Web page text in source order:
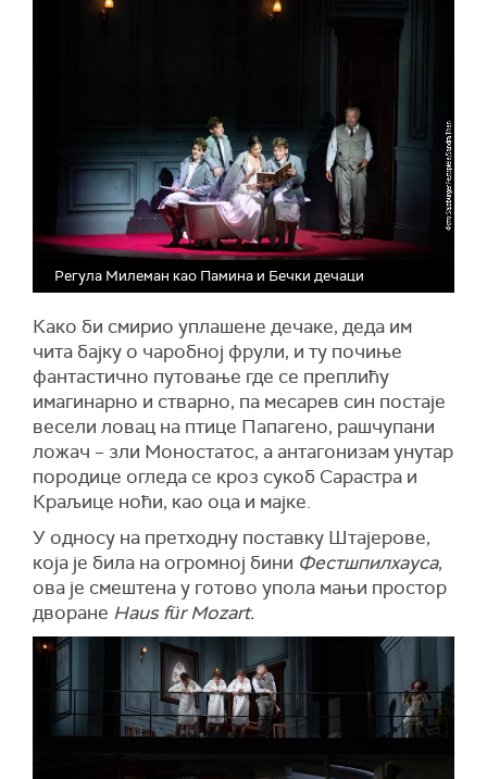
Регула Милеман као Памина и Бечки дечаци
Како би смирио уплашене дечаке, деда им
чита бајку о чаробној фрули, и ту почиње
фантастично путовање где се преплићу
имагинарно и стварно, па месарев син постаје
весели ловац на птице Папагено, рашчупани
ложач – зли Моностатос, а антагонизам унутар
породице огледа се кроз сукоб Сарастра и
Краљице ноћи, као оца и мајке.
У односу на претходну поставку Штајерове,
која је била на огромној бини Фестшпилхауса,
ова је смештена у готово упола мањи простор
дворане Haus für Mozart.